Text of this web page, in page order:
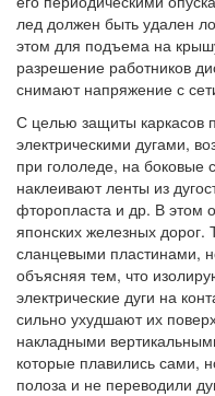
лед должен быть удален
этом для подъема на
разрешение работников
снимают напряжение с
С целью защиты каркасов
электрическими дугами,
при гололеде, на боковые
наклеивают ленты из
фторопласта и др. В этом
японских железных
сланцевыми пластинами,
объясняя тем, что
электрические дуги на
сильно ухудшают их
накладными
которые плавились сами,
полоза и не переводили